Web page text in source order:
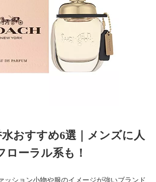
おすすめ6選｜メンズに人
ローラル系も！
ッション小物や服のイメージが強いブランド